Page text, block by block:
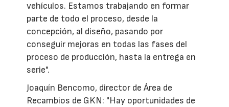
vehículos. Estamos trabajando en formar
parte de todo el proceso, desde la
concepción, al diseño, pasando por
conseguir mejoras en todas las fases del
proceso de producción, hasta la entrega en
serie".
Joaquín Bencomo, director de Área de
Recambios de GKN: "Hay oportunidades de